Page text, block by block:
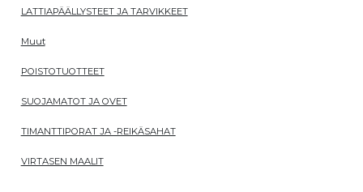
LATTIAPÄÄLLYSTEET JA TARVIKKEET
Muut
POISTOTUOTTEET
SUOJAMATOT JA OVET
TIMANTTIPORAT JA -REIKÄSAHAT
VIRTASEN MAALIT